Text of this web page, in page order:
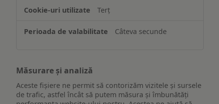
Terț
Câteva secunde
Măsurare și analiză
Aceste fișiere ne permit să contorizăm vizitele și sursele
de trafic, astfel încât să putem măsura și îmbunătăți